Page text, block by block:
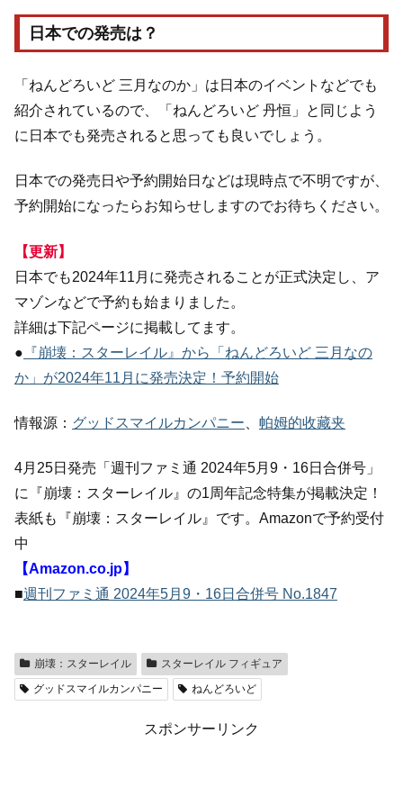
日本での発売は？
「ねんどろいど 三月なのか」は日本のイベントなどでも
紹介されているので、「ねんどろいど 丹恒」と同じよう
に日本でも発売されると思っても良いでしょう。
日本での発売日や予約開始日などは現時点で不明ですが、
予約開始になったらお知らせしますのでお待ちください。
【更新】
日本でも2024年11月に発売されることが正式決定し、ア
マゾンなどで予約も始まりました。
詳細は下記ページに掲載してます。
● 『崩壊：スターレイル』から「ねんどろいど 三月なの
か」が2024年11月に発売決定！予約開始
情報源： グッドスマイルカンパニー 帕姆的收藏夹
4月25日発売「週刊ファミ通 2024年5月9・16日合併号」
に『崩壊：スターレイル』の1周年記念特集が掲載決定！
表紙も『崩壊：スターレイル』です。Amazonで予約受付
中
【Amazon.co.jp】
■週刊ファミ通 2024年5月9・16日合併号 No.1847
崩壊：スターレイル
スターレイル フィギュア
グッドスマイルカンパニー
ねんどろいど
スポンサーリンク